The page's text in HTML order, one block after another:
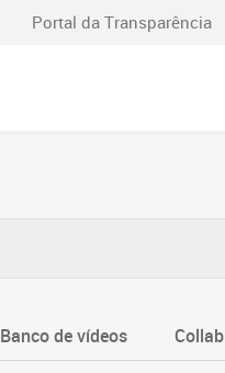
Portal da Transparência
Banco de vídeos Collab